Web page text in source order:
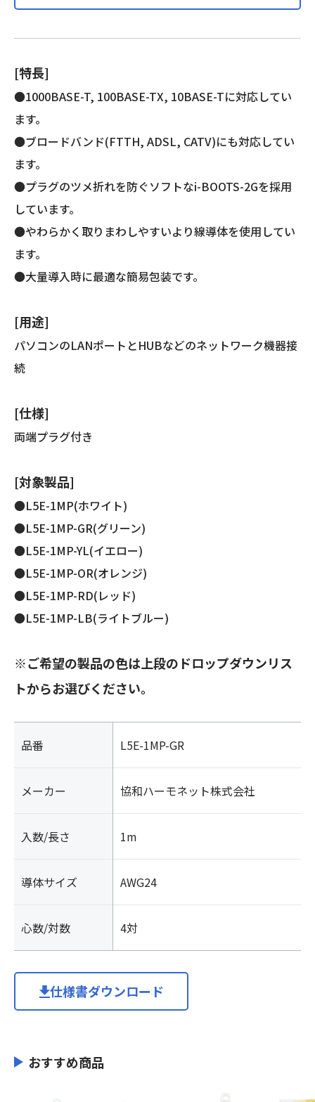
ラ
簡
易
包
装)
個
[特長]
●1000BASE-T, 100BASE-TX, 10BASE-Tに対応してい
ます。
●ブロードバンド(FTTH, ADSL, CATV)にも対応してい
ます。
●プラグのツメ折れを防ぐソフトなi-BOOTS-2Gを採用
しています。
●やわらかく取りまわしやすいより線導体を使用してい
ます。
●大量導入時に最適な簡易包装です。
[用途]
パソコンのLANポートとHUBなどのネットワーク機器接
続
[仕様]
両端プラグ付き
[対象製品]
●L5E-1MP(ホワイト)
●L5E-1MP-GR(グリーン)
●L5E-1MP-YL(イエロー)
●L5E-1MP-OR(オレンジ)
●L5E-1MP-RD(レッド)
●L5E-1MP-LB(ライトブルー)
※ご希望の製品の色は上段のドロップダウンリス
トからお選びください。
品番 L5E-1MP-GR
メーカー 協和ハーモネット株式会社
入数/長さ 1m
導体サイズ AWG24
心数/対数 4対
仕様書ダウンロード
おすすめ商品